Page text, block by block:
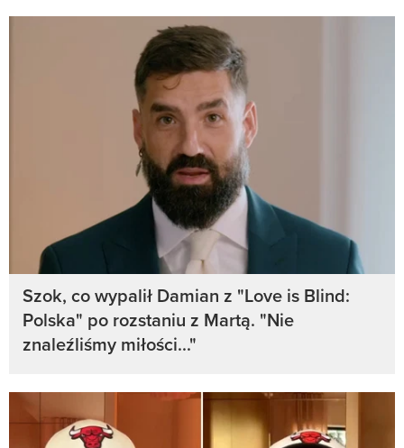
Szok, co wypalił Damian z "Love is Blind:
Polska" po rozstaniu z Martą. "Nie
znaleźliśmy miłości..."